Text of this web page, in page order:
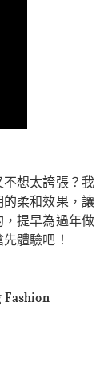
想太誇張？我
柔和效果，讓
提早為過年做
體驗吧！